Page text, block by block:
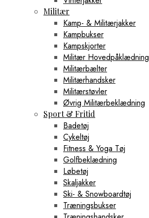
Militær
Kamp- & Militærjakker
Kampbukser
Kampskjorter
Militær Hovedpåklædning
Militærbælter
Militærhandsker
Militærstøvler
Øvrig Militærbeklædning
Sport & Fritid
Badetøj
Cykeltøj
Fitness & Yoga Tøj
Golfbeklædning
Løbetøj
Skaljakker
Ski- & Snowboardtøj
Træningsbukser